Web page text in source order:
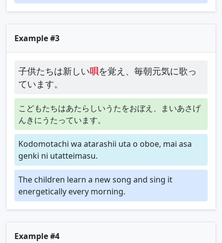
Example #3
子供たちは新しい唄を覚え、毎朝元気に歌っ
ています。
こどもたちはあたらしいうたをおぼえ、まいあさげ
んきにうたっています。
Kodomotachi wa atarashii uta o oboe, mai asa
genki ni utatteimasu.
The children learn a new song and sing it
energetically every morning.
Example #4